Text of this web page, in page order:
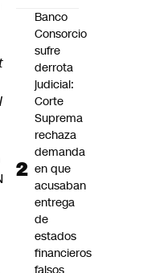
Banco
Consorcio
sufre
derrota
judicial:
Corte
Suprema
rechaza
demanda
en que
acusaban
entrega
de
estados
financieros